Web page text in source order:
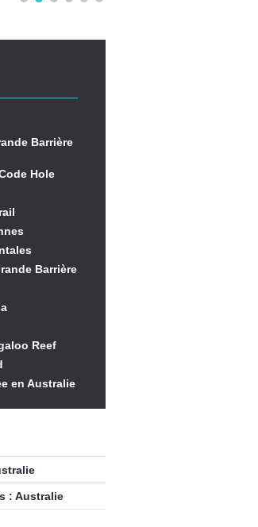
Barrière
Hole
Barrière
Reef
en Australie
: Australie